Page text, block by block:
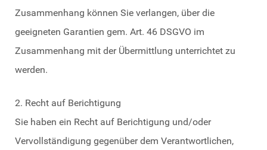
Zusammenhang können Sie verlangen, über die
geeigneten Garantien gem. Art. 46 DSGVO im
Zusammenhang mit der Übermittlung unterrichtet zu
werden.
2. Recht auf Berichtigung
Sie haben ein Recht auf Berichtigung und/oder
Vervollständigung gegenüber dem Verantwortlichen,